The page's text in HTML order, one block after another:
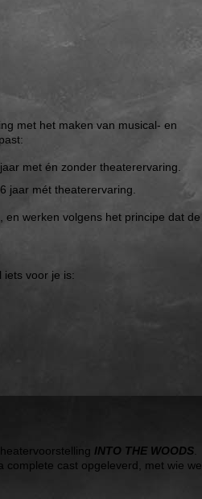
met het maken van musical- en
met én zonder theaterervaring.
jaar mét theaterervaring.
werken volgens het principe dat de
iets voor je is:
INTO THE WOODS
complete cast opgeleverd, met wie we